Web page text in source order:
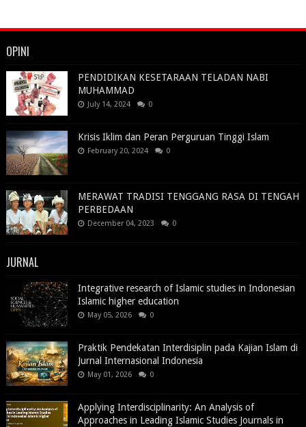
OPINI
PENDIDIKAN KESETARAAN TELADAN NABI
MUHAMMAD
July 14, 2024 0
Krisis Iklim dan Peran Perguruan Tinggi Islam
February 20, 2024 0
MERAWAT TRADISI TENGGANG RASA DI TENGAH
PERBEDAAN
December 04, 2023 0
JURNAL
Integrative research of Islamic studies in Indonesian
Islamic higher education
May 05, 2026 0
Praktik Pendekatan Interdisiplin pada Kajian Islam di
Jurnal Internasional Indonesia
May 01, 2026 0
Applying Interdisciplinarity: An Analysis of
Approaches in Leading Islamic Studies Journals in